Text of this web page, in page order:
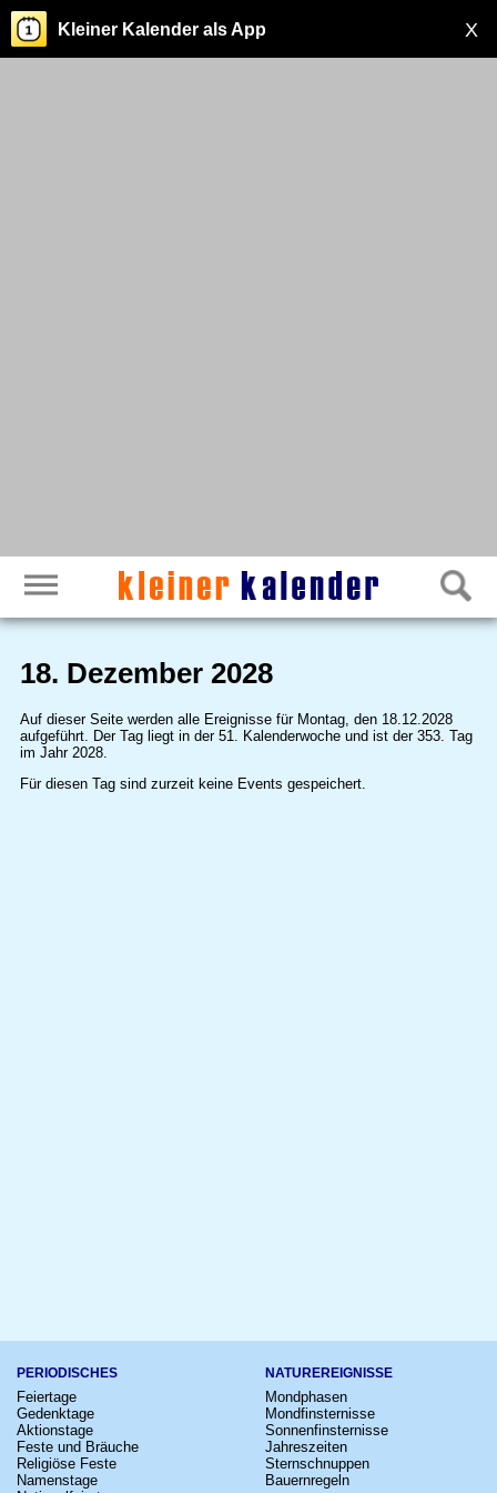
X
Kleiner Kalender als App
18. Dezember 2028
Auf dieser Seite werden alle Ereignisse für Montag, den 18.12.2028
aufgeführt. Der Tag liegt in der 51. Kalenderwoche und ist der 353. Tag
im Jahr 2028.
Für diesen Tag sind zurzeit keine Events gespeichert.
PERIODISCHES
Feiertage
Gedenktage
Aktionstage
Feste und Bräuche
Religiöse Feste
Namenstage
NATUREREIGNISSE
Mondphasen
Mondfinsternisse
Sonnenfinsternisse
Jahreszeiten
Sternschnuppen
Bauernregeln